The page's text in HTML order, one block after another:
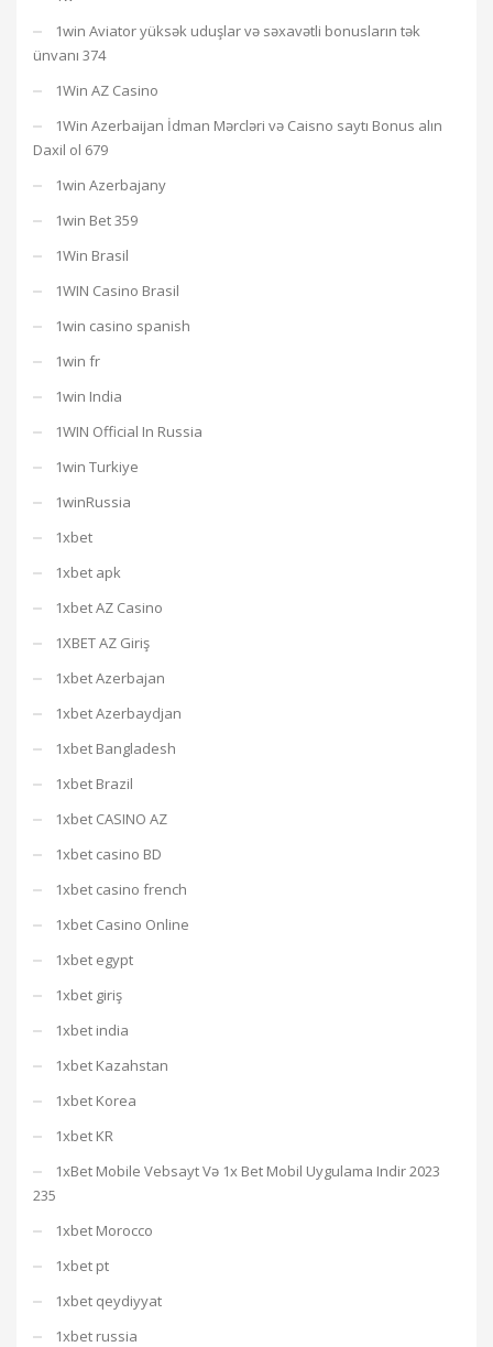
1win Aviator yüksək uduşlar və səxavətli bonusların tək
ünvanı 374
1Win AZ Casino
1Win Azerbaijan İdman Mərcləri və Caisno saytı Bonus alın
Daxil ol 679
1win Azerbajany
1win Bet 359
1Win Brasil
1WIN Casino Brasil
1win casino spanish
1win fr
1win India
1WIN Official In Russia
1win Turkiye
1winRussia
1xbet
1xbet apk
1xbet AZ Casino
1XBET AZ Giriş
1xbet Azerbajan
1xbet Azerbaydjan
1xbet Bangladesh
1xbet Brazil
1xbet CASINO AZ
1xbet casino BD
1xbet casino french
1xbet Casino Online
1xbet egypt
1xbet giriş
1xbet india
1xbet Kazahstan
1xbet Korea
1xbet KR
1xBet Mobile Vebsayt Və 1x Bet Mobil Uygulama Indir 2023
235
1xbet Morocco
1xbet pt
1xbet qeydiyyat
1xbet russia